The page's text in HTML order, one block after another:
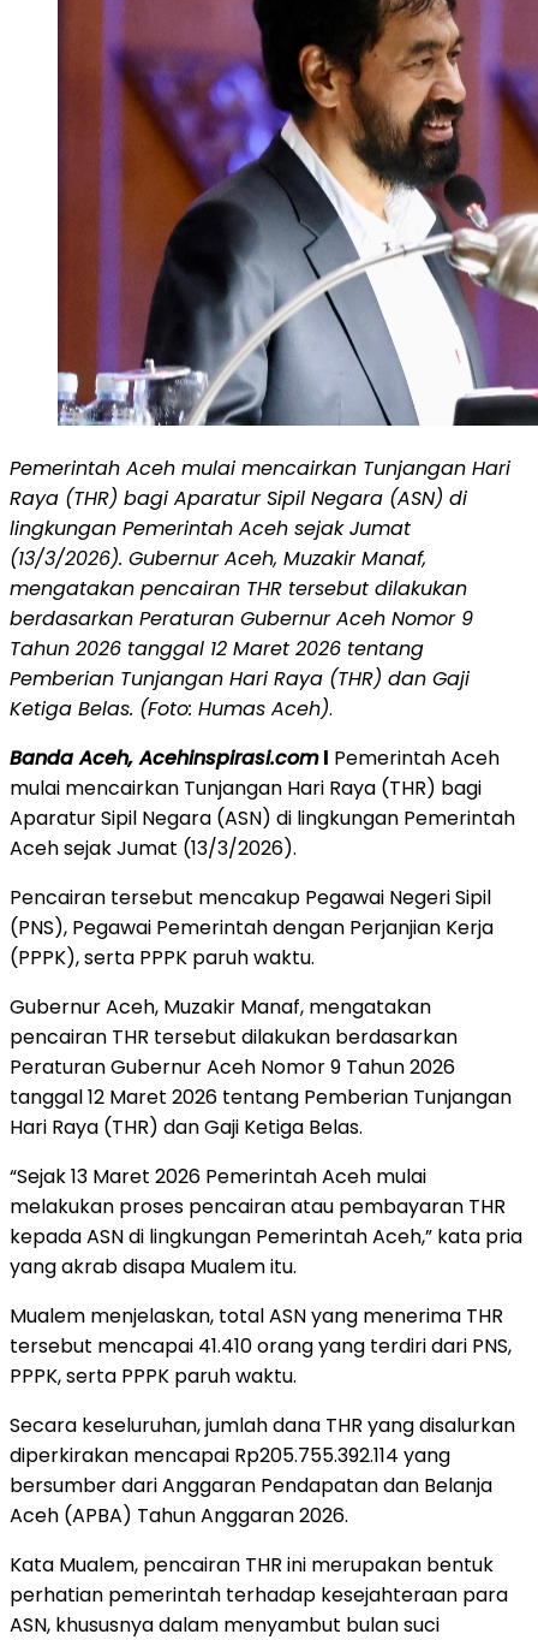
Pemerintah Aceh mulai mencairkan Tunjangan Hari
Raya (THR) bagi Aparatur Sipil Negara (ASN) di
lingkungan Pemerintah Aceh sejak Jumat
(13/3/2026). Gubernur Aceh, Muzakir Manaf,
mengatakan pencairan THR tersebut dilakukan
berdasarkan Peraturan Gubernur Aceh Nomor 9
Tahun 2026 tanggal 12 Maret 2026 tentang
Pemberian Tunjangan Hari Raya (THR) dan Gaji
Ketiga Belas. (Foto: Humas Aceh).
Banda Aceh, Acehinspirasi.coml Pemerintah Aceh
mulai mencairkan Tunjangan Hari Raya (THR) bagi
Aparatur Sipil Negara (ASN) di lingkungan Pemerintah
Aceh sejak Jumat (13/3/2026).
Pencairan tersebut mencakup Pegawai Negeri Sipil
(PNS), Pegawai Pemerintah dengan Perjanjian Kerja
(PPPK), serta PPPK paruh waktu.
Gubernur Aceh, Muzakir Manaf, mengatakan
pencairan THR tersebut dilakukan berdasarkan
Peraturan Gubernur Aceh Nomor 9 Tahun 2026
tanggal 12 Maret 2026 tentang Pemberian Tunjangan
Hari Raya (THR) dan Gaji Ketiga Belas.
“Sejak 13 Maret 2026 Pemerintah Aceh mulai
melakukan proses pencairan atau pembayaran THR
kepada ASN di lingkungan Pemerintah Aceh,” kata pria
yang akrab disapa Mualem itu.
Mualem menjelaskan, total ASN yang menerima THR
tersebut mencapai 41.410 orang yang terdiri dari PNS,
PPPK, serta PPPK paruh waktu.
Secara keseluruhan, jumlah dana THR yang disalurkan
diperkirakan mencapai Rp205.755.392.114 yang
bersumber dari Anggaran Pendapatan dan Belanja
Aceh (APBA) Tahun Anggaran 2026.
Kata Mualem, pencairan THR ini merupakan bentuk
perhatian pemerintah terhadap kesejahteraan para
ASN, khususnya dalam menyambut bulan suci